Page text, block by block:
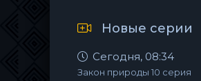
Новые серии
Сегодня, 08:34
Закон природы 10 серия